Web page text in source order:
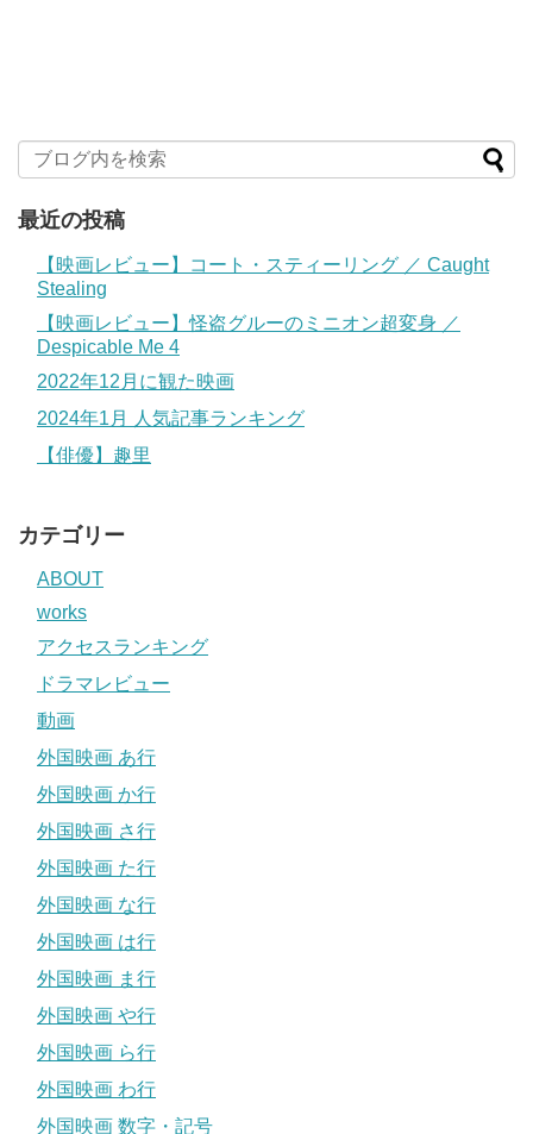
最近の投稿
【映画レビュー】コート・スティーリング ／ Caught
Stealing
【映画レビュー】怪盗グルーのミニオン超変身 ／
Despicable Me 4
2022年12月に観た映画
2024年1月 人気記事ランキング
【俳優】趣里
カテゴリー
ABOUT
works
アクセスランキング
ドラマレビュー
動画
外国映画 あ行
外国映画 か行
外国映画 さ行
外国映画 た行
外国映画 な行
外国映画 は行
外国映画 ま行
外国映画 や行
外国映画 ら行
外国映画 わ行
外国映画 数字・記号